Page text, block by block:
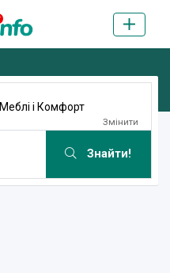
Меблі і Комфорт
Змінити
Знайти!